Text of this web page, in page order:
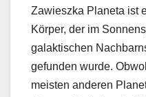
Zawieszka Planeta ist
Körper, der im
galaktischen
gefunden wurde.
meisten anderen